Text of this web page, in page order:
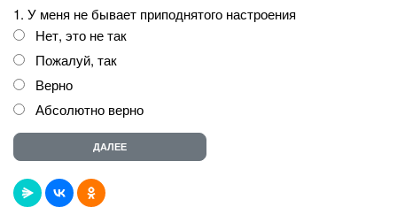
1. У меня не бывает приподнятого настроения
Нет, это не так
Пожалуй, так
Верно
Абсолютно верно